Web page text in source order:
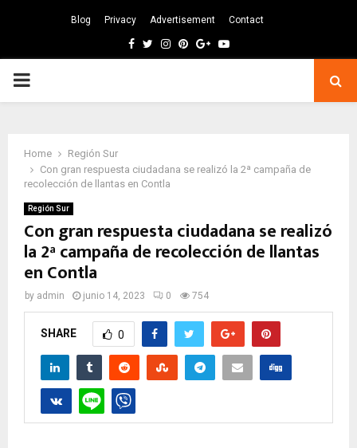
Blog Privacy Advertisement Contact
Facebook
TwitterInstagram
Pinterest
GoogleYoutube
PRIMARY
Home
Región Sur
Con gran respuesta ciudadana se realizó la 2ª campaña de
recolección de llantas en Contla
Región Sur
Con gran respuesta ciudadana se realizó
la 2ª campaña de recolección de llantas
en Contla
by admin junio 14, 2023 0 754
SHARE 0